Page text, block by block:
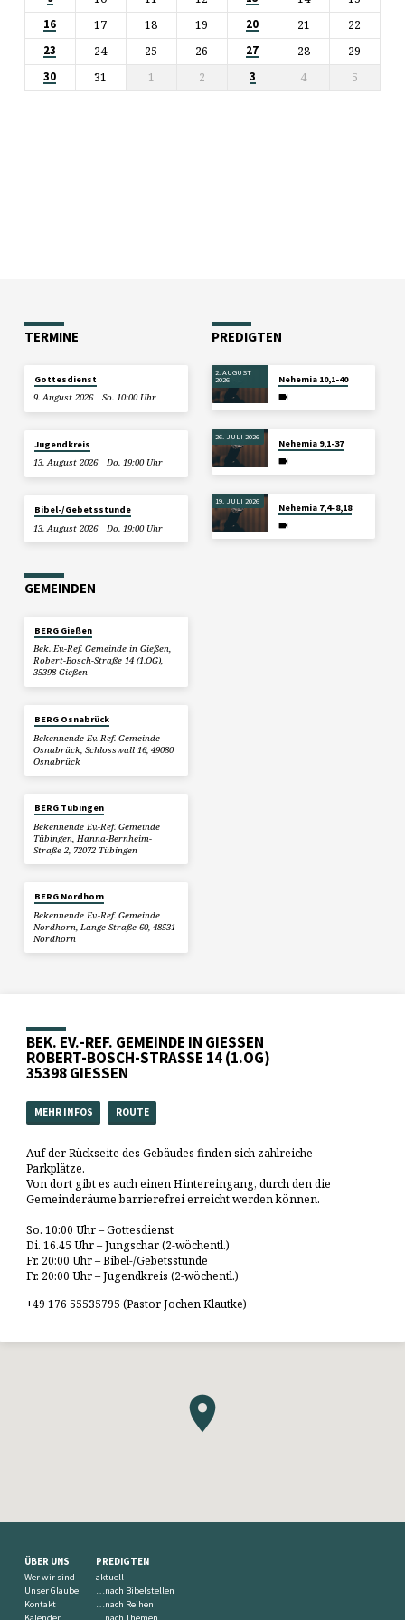
16 17 18 19 20 21 22
23 24 25 26 27 28 29
30 31 1 2 3 4 5
TERMINE
Gottesdienst
9. August 2026
So. 10:00 Uhr
Jugendkreis
13. August 2026
Do. 19:00 Uhr
Bibel-/Gebetsstunde
13. August 2026
Do. 19:00 Uhr
PREDIGTEN
2. AUGUST
2026 Nehemia 10,1-40
26. JULI 2026
Nehemia 9,1-37
19. JULI 2026
Nehemia 7,4–8,18
GEMEINDEN
BERG Gießen
Bek. Ev.-Ref. Gemeinde in Gießen,
Robert-Bosch-Straße 14 (1.OG),
35398 Gießen
BERG Osnabrück
Bekennende Ev.-Ref. Gemeinde
Osnabrück, Schlosswall 16, 49080
Osnabrück
BERG Tübingen
Bekennende Ev.-Ref. Gemeinde
Tübingen, Hanna-Bernheim-
Straße 2, 72072 Tübingen
BERG Nordhorn
Bekennende Ev.-Ref. Gemeinde
Nordhorn, Lange Straße 60, 48531
Nordhorn
BEK. EV.-REF. GEMEINDE IN GIESSEN
ROBERT-BOSCH-STRASSE 14 (1.OG)
35398 GIESSEN
MEHR INFOS ROUTE
Auf der Rückseite des Gebäudes finden sich zahlreiche
Parkplätze.
Von dort gibt es auch einen Hintereingang, durch den die
Gemeinderäume barrierefrei erreicht werden können.
So. 10:00 Uhr – Gottesdienst
Di. 16.45 Uhr – Jungschar (2-wöchentl.)
Fr. 20:00 Uhr – Bibel-/Gebetsstunde
Fr. 20:00 Uhr – Jugendkreis (2-wöchentl.)
+49 176 55535795 (Pastor Jochen Klautke)
ÜBER UNS
Wer wir sind
Unser Glaube
Kontakt
Kalender
PREDIGTEN
aktuell
…nach Bibelstellen
…nach Reihen
…nach Themen